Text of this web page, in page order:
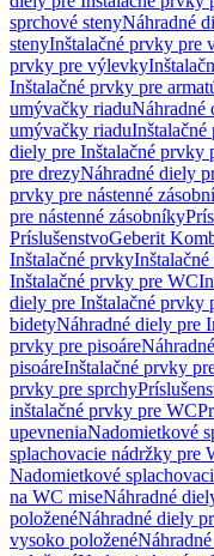
sprchové stenyNáhradné
stenyInštalačné prvky pre
prvky pre výlevky
Inštalačné prvky pre
umývačky riaduNáhradné
umývačky riadu
diely pre Inštalačné prvky
pre drezyNáhradné diely
prvky pre nástenné
pre nástenné zásobníky
PríslušenstvoGeberit
Inštalačné prvky
Inštalačné prvky pre WC
diely pre Inštalačné prvky
bidetyNáhradné diely pre
prvky pre pisoáre
pisoáreInštalačné prvky
prvky pre sprchy
inštalačné prvky pre WC
upevneniaNadomietkové
splachovacie nádržky pre
Nadomietkové
na WC miseNáhradné
položenéNáhradné diely
vysoko položené